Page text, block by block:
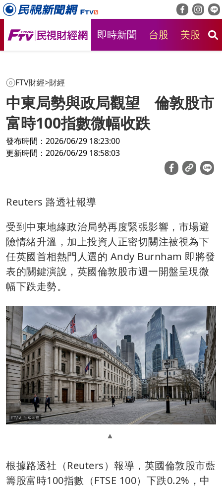
即時新聞 台股 美股
FTV財經>財經
中東局勢與政局觀望 倫敦股市
富時100指數微幅收跌
發布時間：2026/06/29 18:23:00
更新時間：2026/06/29 18:58:03
Reuters 路透社報導
受到中東地緣政治局勢再度緊張影響，市場避
險情緒升溫，加上投資人正密切關注被視為下
任英國首相熱門人選的 Andy Burnham 即將發
表的關鍵演說，英國倫敦股市週一開盤呈現微
幅下跌走勢。
根據路透社（Reuters）報導，英國倫敦股市藍
籌股富時100指數（FTSE 100）下跌0.2%，中